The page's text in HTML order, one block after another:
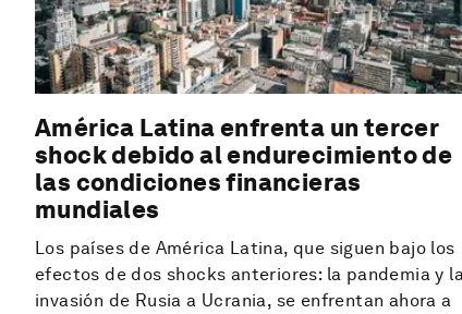
América Latina enfrenta un tercer
shock debido al endurecimiento de
las condiciones financieras
mundiales
Los países de América Latina, que siguen bajo los
efectos de dos shocks anteriores: la pandemia y la
invasión de Rusia a Ucrania, se enfrentan ahora a